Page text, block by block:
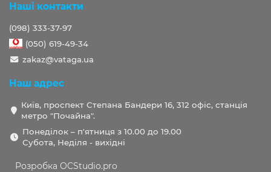
Наші контакти
(098) 333-37-97
(050) 619-49-34
zakaz@vataga.ua
Наш адрес
Київ, проспект Степана Бандери 16, 312 офіс, станція
метро "Почайна".
Понеділок – п'ятниця з 10.00 до 19.00
Субота, Неділя - вихідні
Розробка OCStudio.pro